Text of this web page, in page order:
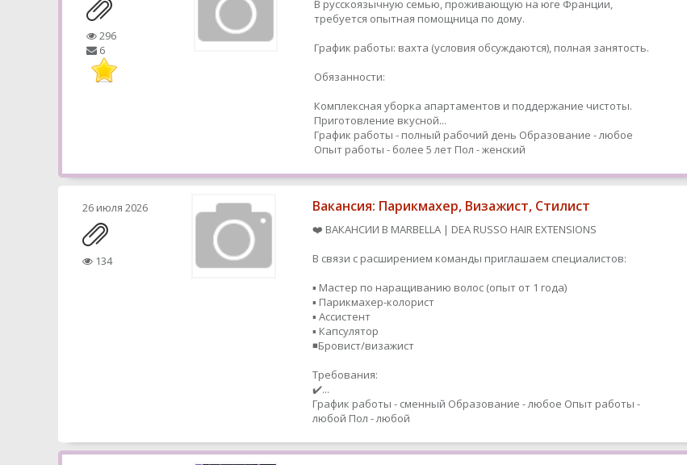
296
6
В русскоязычную семью, проживающую на юге Франции,
требуется опытная помощница по дому.
График работы: вахта (условия обсуждаются), полная занятость.
Обязанности:
Комплексная уборка апартаментов и поддержание чистоты.
Приготовление вкусной...
График работы - полный рабочий день Образование - любое
Опыт работы - более 5 лет Пол - женский
26 июля 2026
134
Вакансия: Парикмахер, Визажист, Стилист
❤️ ВАКАНСИИ В MARBELLA | DEA RUSSO HAIR EXTENSIONS
В связи с расширением команды приглашаем специалистов:
▪️ Мастер по наращиванию волос (опыт от 1 года)
▪️ Парикмахер-колорист
▪️ Ассистент
▪️ Капсулятор
◾️Бровист/визажист
Требования:
✔️...
График работы - сменный Образование - любое Опыт работы -
любой Пол - любой